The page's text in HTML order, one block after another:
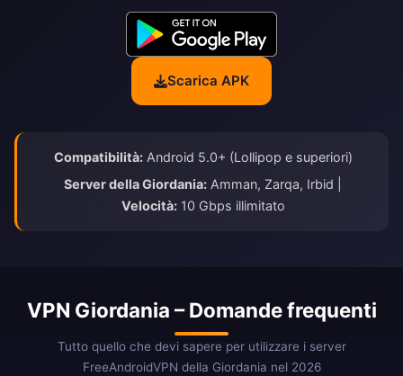
Scarica APK
Compatibilità:Android 5.0+ (Lollipop e superiori)
Server della Giordania: Amman, Zarqa, Irbid |
Velocità:10 Gbps illimitato
VPN Giordania – Domande frequenti
Tutto quello che devi sapere per utilizzare i server
FreeAndroidVPN della Giordania nel 2026